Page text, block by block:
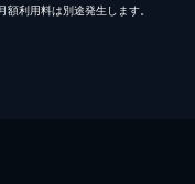
利用料は別途発生します。